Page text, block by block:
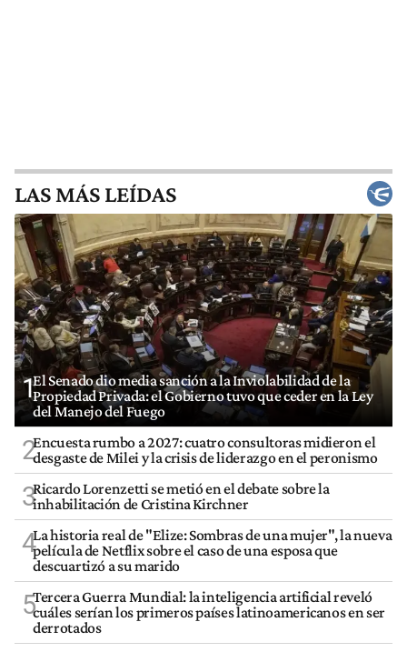
LAS MÁS LEÍDAS
1El Senado dio media sanción a la Inviolabilidad de la
Propiedad Privada: el Gobierno tuvo que ceder en la Ley
del Manejo del Fuego
2Encuesta rumbo a 2027: cuatro consultoras midieron el
desgaste de Milei y la crisis de liderazgo en el peronismo
3Ricardo Lorenzetti se metió en el debate sobre la
inhabilitación de Cristina Kirchner
4La historia real de "Elize: Sombras de una mujer", la nueva
película de Netflix sobre el caso de una esposa que
descuartizó a su marido
5Tercera Guerra Mundial: la inteligencia artificial reveló
cuáles serían los primeros países latinoamericanos en ser
derrotados